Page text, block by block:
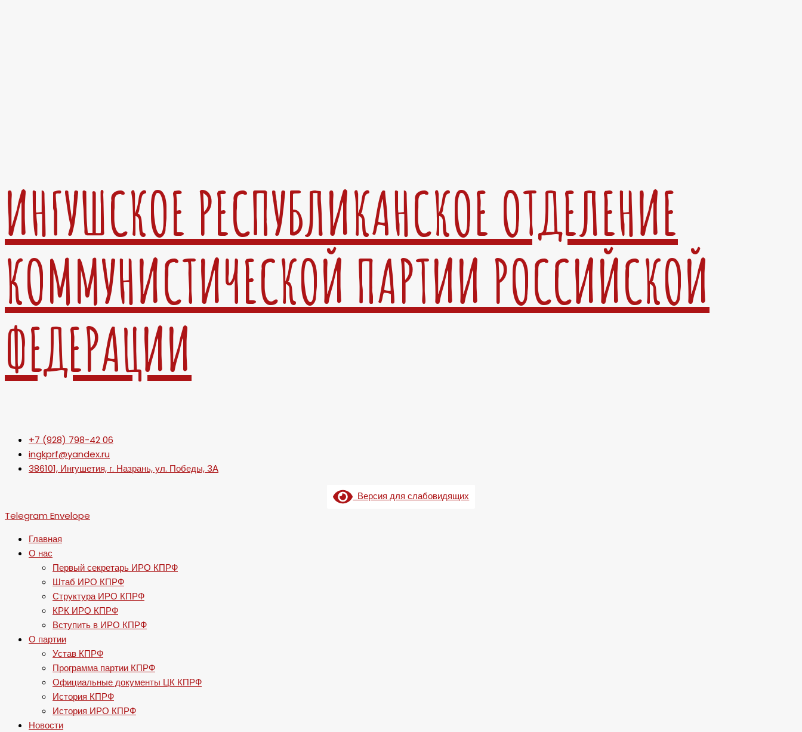
ИНГУШСКОЕ РЕСПУБЛИКАНСКОЕ ОТДЕЛЕНИЕ
КОММУНИСТИЧЕСКОЙ ПАРТИИ РОССИЙСКОЙ
ФЕДЕРАЦИИ
+7 (928) 798-42 06
ingkprf@yandex.ru
386101, Ингушетия, г. Назрань, ул. Победы, 3А
Версия для слабовидящих
Telegram Envelope
Главная
О нас
Первый секретарь ИРО КПРФ
Штаб ИРО КПРФ
Структура ИРО КПРФ
КРК ИРО КПРФ
Вступить в ИРО КПРФ
О партии
Устав КПРФ
Программа партии КПРФ
Официальные документы ЦК КПРФ
История КПРФ
История ИРО КПРФ
Новости